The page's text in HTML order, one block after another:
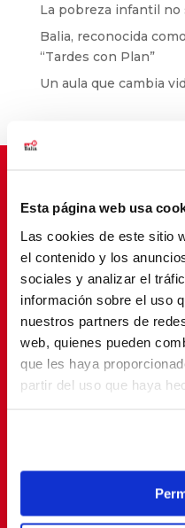
Esta página web usa
Las cookies de este sitio
el contenido y los
sociales y analizar el
información sobre el uso
nuestros partners de
web, quienes pueden
que les haya
partir del uso que haya
La pobreza infantil no
Balia, reconocida
“Tardes con Plan”
Un aula que cambia
Suscríbete
Al suscribirte, estás